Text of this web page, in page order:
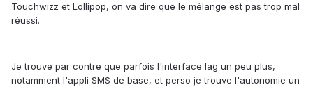
Touchwizz et Lollipop, on va dire que le mélange est pas trop mal
réussi.
Je trouve par contre que parfois l'interface lag un peu plus,
notamment l'appli SMS de base, et perso je trouve l'autonomie un